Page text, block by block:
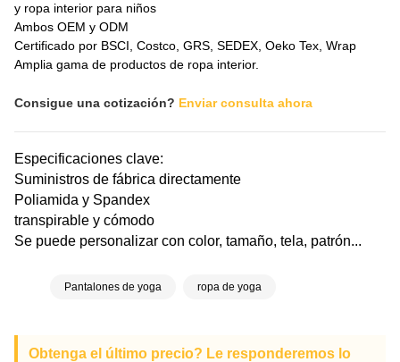
y ropa interior para niños
Ambos OEM y ODM
Certificado por BSCI, Costco, GRS, SEDEX, Oeko Tex, Wrap
Amplia gama de productos de ropa interior.
Consigue una cotización? Enviar consulta ahora
Especificaciones clave:
Suministros de fábrica directamente
Poliamida y Spandex
transpirable y cómodo
Se puede personalizar con color, tamaño, tela, patrón...
Pantalones de yoga ropa de yoga
Obtenga el último precio? Le responderemos lo